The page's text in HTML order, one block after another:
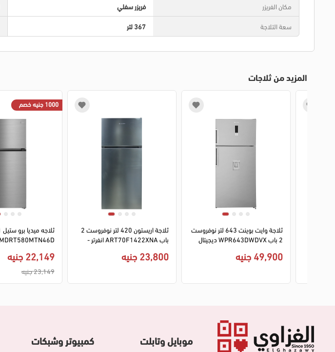
مكان الفريزر
فريزر سفلي
سعة التلاجة
367 لتر
المزيد من ثلاجات
1000 جنيه خصم
22,149 جنيه
23,149 جنيه
ثلاجة اريستون 420 لتر نوفروست 2
باب ART70F1422XNA انفرتر -
23,800 جنيه
ثلاجة وايت بوينت 643 لتر نوفروست
2 باب WPR643DWDVX ديجيتال
49,900 جنيه
1 2 1
موبايل وتابلت كمبيوتر وشبكات